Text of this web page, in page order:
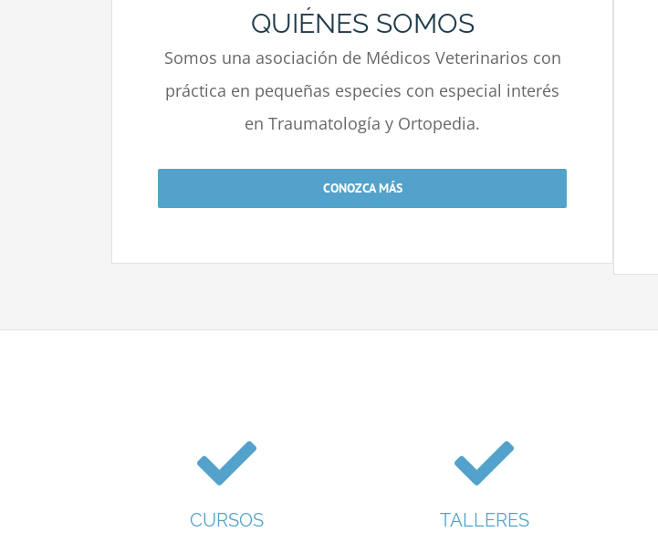
QUIÉNES SOMOS
Somos una asociación de Médicos Veterinarios con
práctica en pequeñas especies con especial interés
en Traumatología y Ortopedia.
CONOZCA MÁS
CURSOS TALLERES